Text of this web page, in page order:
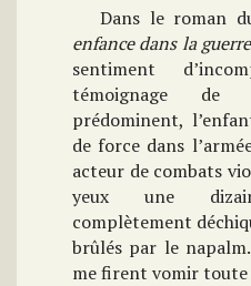
Dans le roman
enfance dans la guerre
sentiment
témoignage
prédominent,
de force dans
acteur de combats
yeux une
complètement
brûlés par le
me firent vomir toute